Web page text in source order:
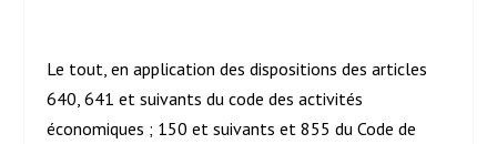
Le tout, en application des dispositions des articles
640, 641 et suivants du code des activités
économiques ; 150 et suivants et 855 du Code de